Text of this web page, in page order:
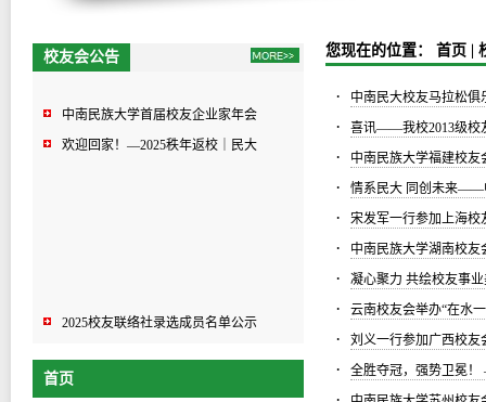
校友会公告
中南民族大学首届校友企业家年会
欢迎回家！—2025秩年返校｜民大
2025校友联络社录选成员名单公示
欢迎回家！—2025秩年返校｜民大
首页
您现在的位置： 首页
· 中南民大校友马拉松
· 喜讯——我校2013级校
· 中南民族大学福建校
· 情系民大 同创未来
· 宋发军一行参加上海
· 中南民族大学湖南校
· 凝心聚力 共绘校友事
· 云南校友会举办“在水
· 刘义一行参加广西校
· 全胜夺冠，强势卫冕